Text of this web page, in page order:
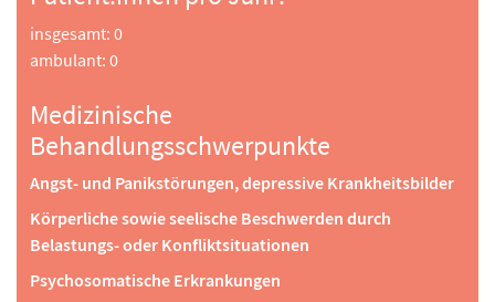
insgesamt: 0
ambulant: 0
Medizinische
Behandlungsschwerpunkte
Angst- und Panikstörungen, depressive Krankheitsbilder
Körperliche sowie seelische Beschwerden durch
Belastungs- oder Konfliktsituationen
Psychosomatische Erkrankungen